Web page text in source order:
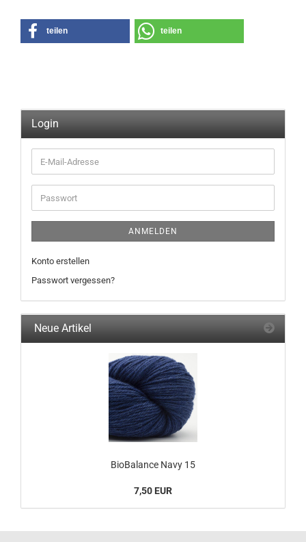
teilen teilen
Login
E-
Mail-
Adresse
Passwort
ANMELDEN
Konto erstellen
Passwort vergessen?
Neue Artikel
BioBalance Navy 15
7,50 EUR